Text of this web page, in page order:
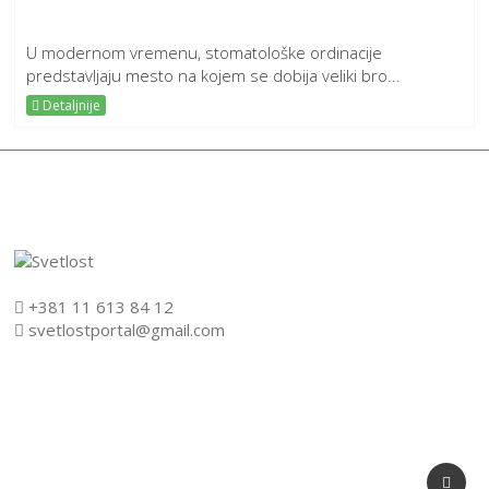
U modernom vremenu, stomatološke ordinacije
predstavljaju mesto na kojem se dobija veliki bro...
Detaljnije
+381 11 613 84 12
svetlostportal@gmail.com